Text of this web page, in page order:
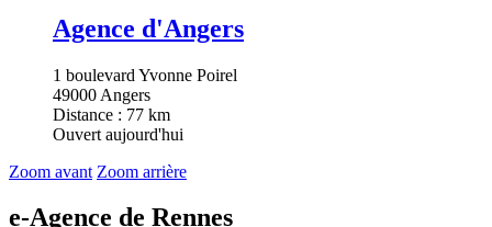
Agence d'Angers
1 boulevard Yvonne Poirel
49000 Angers
Distance : 77 km
Ouvert aujourd'hui
Zoom avant Zoom arrière
e-Agence de Rennes